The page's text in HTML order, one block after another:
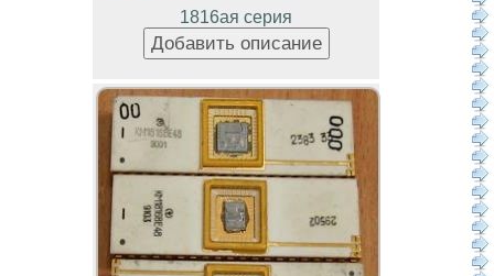
1816ая серия